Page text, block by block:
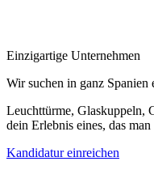
Einzigartige Unternehmen
Wir suchen in ganz Spanien
Leuchttürme, Glaskuppeln,
dein Erlebnis eines, das
Kandidatur einreichen